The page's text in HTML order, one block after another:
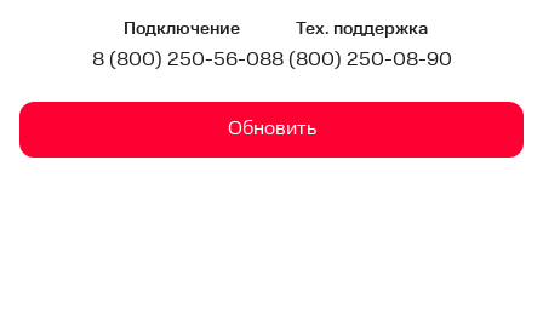
Подключение
8 (800) 250-56-08
Тех. поддержка
8 (800) 250-08-90
Обновить